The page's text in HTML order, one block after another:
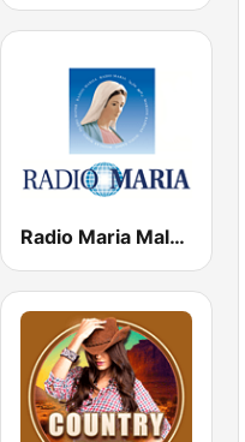
Radio Maria Malawi